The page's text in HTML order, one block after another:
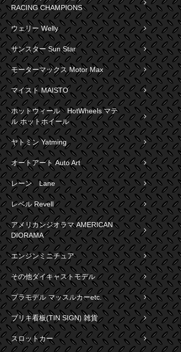
RACING CHAMPIONS
ウェリー Welly
サンスター Sun Star
モーターマックス Motor Max
マイスト MAISTO
ホットウィール HotWheels マテ
ル ホットホイール
ヤトミン Yatming
オートアート Auto Art
レーン Lane
レベル Revell
アメリカンジオラマ AMERICAN
DIORAMA
エンジンミニチュア
その他ダイキャストモデル
プラモデル マッスルカーetc.
ブリキ看板(TIN SIGN) 雑貨
スロットカー